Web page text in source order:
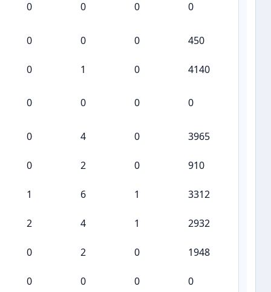
0 0 0 0
0 0 0 450
0 1 0 4140
0 0 0 0
0 4 0 3965
0 2 0 910
1 6 1 3312
2 4 1 2932
0 2 0 1948
0 0 0 0